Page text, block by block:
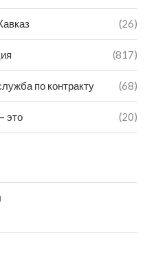
(26)
(817)
по контракту (68)
это (20)